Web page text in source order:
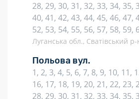
28, 29, 30, 31, 32, 33, 34, 35,
40, 41, 42, 43, 44, 45, 46, 47,
52, 53, 54, 55, 56, 57, 58, 59,
Луганська обл., Сватівський
Польова вул.
1, 2, 3, 4, 5, 6, 7, 8, 9, 10, 11,
16, 17, 18, 19, 20, 21, 22, 23,
28, 29, 30, 31, 32, 33, 34, 35,